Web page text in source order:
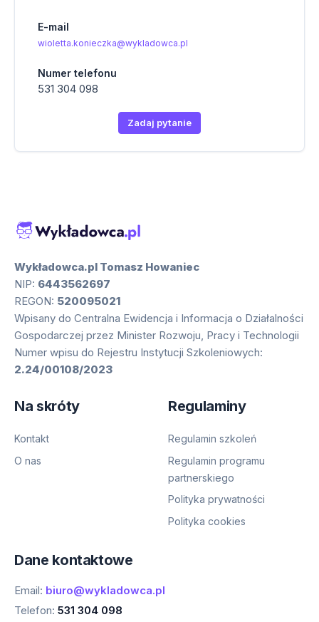
E-mail
wioletta.konieczka@wykladowca.pl
Numer telefonu
531 304 098
Zadaj pytanie
Wykładowca.pl Tomasz Howaniec
NIP: 6443562697
REGON: 520095021
Wpisany do Centralna Ewidencja i Informacja o Działalności
Gospodarczej przez Minister Rozwoju, Pracy i Technologii
Numer wpisu do Rejestru Instytucji Szkoleniowych:
2.24/00108/2023
Na skróty
Kontakt
O nas
Regulaminy
Regulamin szkoleń
Regulamin programu
partnerskiego
Polityka prywatności
Polityka cookies
Dane kontaktowe
Email: biuro@wykladowca.pl
Telefon: 531 304 098